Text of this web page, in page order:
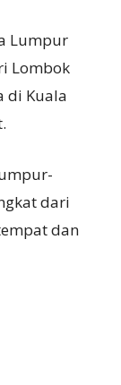
Lumpur
Lombok
di Kuala
dari
dan